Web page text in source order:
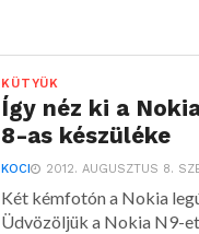
KÜTYÜK
Így néz ki a
8-as készüléke
KOCI 2012. AUGUSZTUS 8.
Két kémfotón a Nokia
Üdvözöljük a Nokia N9-